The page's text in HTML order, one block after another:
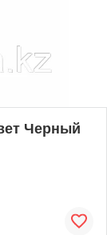
Черный